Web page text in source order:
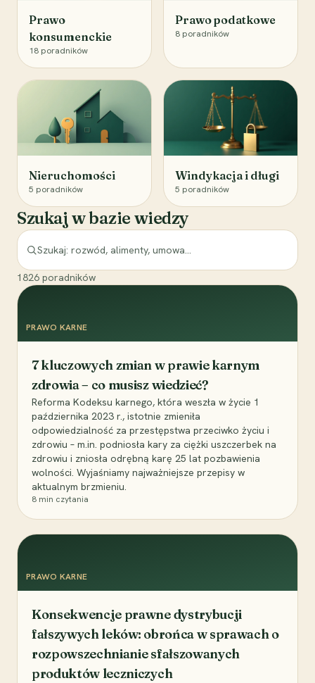
Prawo
konsumenckie
18 poradników
Prawo podatkowe
8 poradników
Nieruchomości
5 poradników
Windykacja i długi
5 poradników
Szukaj w bazie wiedzy
1826 poradników
PRAWO KARNE
7 kluczowych zmian w prawie karnym
zdrowia – co musisz wiedzieć?
Reforma Kodeksu karnego, która weszła w życie 1
października 2023 r., istotnie zmieniła
odpowiedzialność za przestępstwa przeciwko życiu i
zdrowiu – m.in. podniosła kary za ciężki uszczerbek na
zdrowiu i zniosła odrębną karę 25 lat pozbawienia
wolności. Wyjaśniamy najważniejsze przepisy w
aktualnym brzmieniu.
8 min czytania
PRAWO KARNE
Konsekwencje prawne dystrybucji
fałszywych leków: obrońca w sprawach o
rozpowszechnianie sfałszowanych
produktów leczniczych